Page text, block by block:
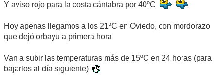
Y aviso rojo para la costa cántabra por 40ºC
Hoy apenas llegamos a los 21ºC en Oviedo, con mordorazo
que dejó orbayu a primera hora
Van a subir las temperaturas más de 15ºC en 24 horas (para
bajarlos al día siguiente)